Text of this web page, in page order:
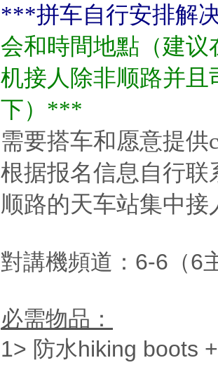
***拼车自行安排解
会和時間地點（建
机接人除非顺路并
下）***
需要搭车和愿意提供
根据报名信息自行联
顺路的天车站集中接
對講機頻道： 6-6 （6
必需物品：
1> 防水hiking boots